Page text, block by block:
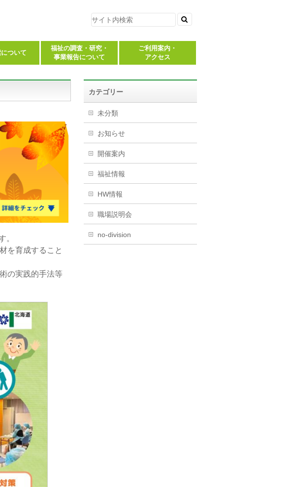
ついて
福祉の調査・研究・
事業報告について
ご利用案内・
アクセス
。
を育成すること
の実践的手法等
カテゴリー
未分類
お知らせ
開催案内
福祉情報
HW情報
職場説明会
no-division